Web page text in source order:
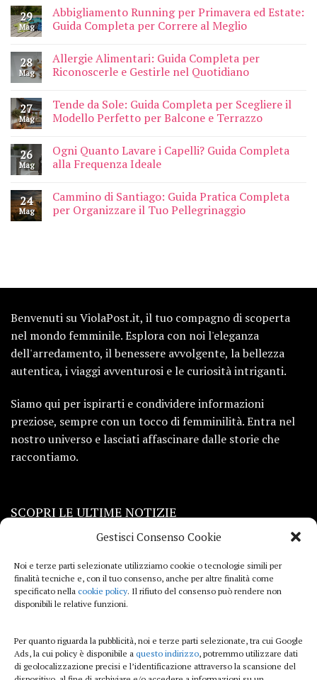
Gestisci Consenso Cookie
Noi e terze parti selezionate utilizziamo cookie o tecnologie simili per
finalità tecniche e, con il tuo consenso, anche per altre finalità come
specificato nella cookie policy. Il rifiuto del consenso può rendere non
disponibili le relative funzioni.
Per quanto riguarda la pubblicità, noi e terze parti selezionate, tra cui Google
Ads, la cui policy è disponibile a questo indirizzo, potremmo utilizzare dati
di geolocalizzazione precisi e l’identificazione attraverso la scansione del
29
Mag
Abbigliamento Running per Primavera ed Estate:
Guida Completa per Correre al Meglio
28
Mag
Allergie Alimentari: Guida Completa per
Riconoscerle e Gestirle nel Quotidiano
27
Mag
Tende da Sole: Guida Completa per Scegliere il
Modello Perfetto per Balcone e Terrazzo
26
Mag
Ogni Quanto Lavare i Capelli? Guida Completa
alla Frequenza Ideale
24
Mag
Cammino di Santiago: Guida Pratica Completa
per Organizzare il Tuo Pellegrinaggio
Benvenuti su ViolaPost.it, il tuo compagno di scoperta
nel mondo femminile. Esplora con noi l'eleganza
dell'arredamento, il benessere avvolgente, la bellezza
autentica, i viaggi avventurosi e le curiosità intriganti.
Siamo qui per ispirarti e condividere informazioni
preziose, sempre con un tocco di femminilità. Entra nel
nostro universo e lasciati affascinare dalle storie che
raccontiamo.
SCOPRI LE ULTIME NOTIZIE
Viaggi
Beauty e benessere
Curiosità